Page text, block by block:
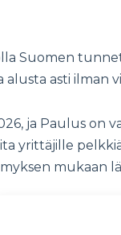
Suomen
asti ilman
ja Paulus on
yrittäjille
mukaan